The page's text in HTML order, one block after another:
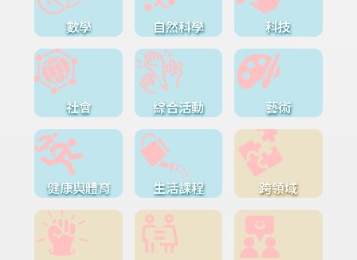
數學 自然科學 科技
社會 綜合活動 藝術
健康與體育 生活課程 跨領域